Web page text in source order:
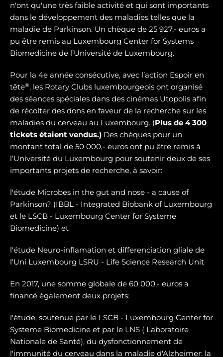
n'ont qu'une très faible activité et qui sont importants
dans le développement des maladies telles que la
maladie de Parkinson. Un chèque de 25 927,- euros a
pu être remis au Luxembourg Center for Systems
Biomedicine de l’Université de Luxembourg.
Pour la 4e année consécutive, avec l’action Espoir en
tête®, les Rotary Clubs luxembourgeois ont organisé
des séances spéciales dans des cinémas Utopolis afin
de récolter des dons en faveur de la recherche sur les
maladies du cerveau au Luxembourg. (Plus de 4 300
tickets étaient vendus.) Des chèques pour un
montant total de 50 000,- euros ont pu être remis à
l’Université du Luxembourg pour soutenir deux de ses
importants projets de recherche, à savoir:
l'étude Microbes in the gut and nose - a cause of
Parkinson? (IBBL - Integrated Biobank of Luxembourg
et le LSCB - Luxembourg Center for Systeme
Biomedicine) et
l'étude Neuro-inflamation et differenciation gliale de
l'Uni Luxembourg LSRU - Life Science Research Unit
En 2017, une somme globale de 60 000,- euros a
financé également deux projets:
l'étude, soutenue par le LSCB - Luxembourg Center for
Systeme Biomedicine et par le LNS ( Laboratoire
Nationale de Santé), du dysfonctionnement de
l'immunité du cerveau dans la maladie d'Alzheimer: la